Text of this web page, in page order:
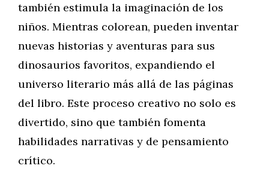
también estimula la imaginación de los
niños. Mientras colorean, pueden inventar
nuevas historias y aventuras para sus
dinosaurios favoritos, expandiendo el
universo literario más allá de las páginas
del libro. Este proceso creativo no solo es
divertido, sino que también fomenta
habilidades narrativas y de pensamiento
crítico.